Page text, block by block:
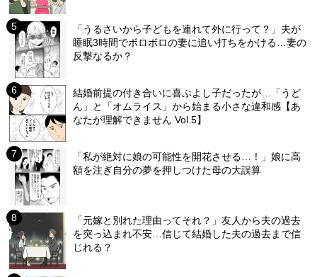
「うるさいから子どもを連れて外に行って？」夫が
睡眠3時間でボロボロの妻に追い打ちをかける…妻の
反撃なるか？
結婚前提の付き合いに喜ぶよし子だったが…「うど
ん」と「オムライス」から始まる小さな違和感【あ
なたが理解できません Vol.5】
「私が絶対に娘の可能性を開花させる…！」娘に高
額を注ぎ自分の夢を押しつけた母の大誤算
「元嫁と別れた理由ってそれ？」友人から夫の過去
を突っ込まれ不安…信じて結婚した夫の過去まで信
じれる？